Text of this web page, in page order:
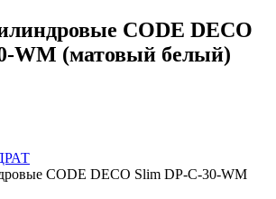
CODE DECO
WM (матовый белый)
CODE DECO Slim DP-C-30-WM